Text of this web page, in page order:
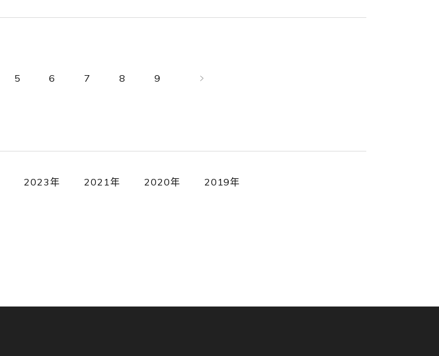
5 6 7 8 9
2023年 2021年 2020年 2019年